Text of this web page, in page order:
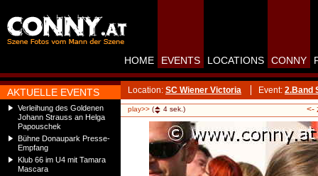
AKTUELLE EVENTS
Verleihung des Goldenen
Johann Strauss an Helga
Papouschek
Bühne Donaupark Presse-
Empfang
Klub 66 im U4 mit Tamara
Mascara
HOME EVENTS LOCATIONS CONNY
Location: SC Wiener Victoria Event: 2.Band
play>> ( 4 sek.) <-